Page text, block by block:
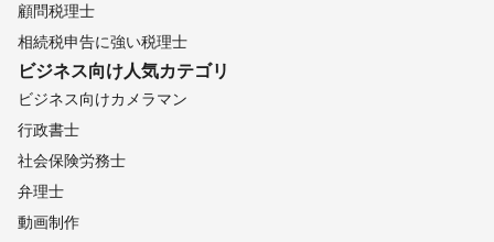
顧問税理士
相続税申告に強い税理士
ビジネス向け人気カテゴリ
ビジネス向けカメラマン
行政書士
社会保険労務士
弁理士
動画制作